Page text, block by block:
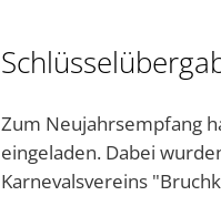
Zum Neujahrsempfang
eingeladen. Dabei
Karnevalsvereins